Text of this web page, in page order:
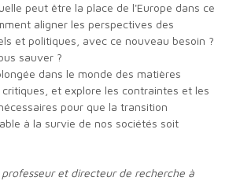
peut être la place de l'Europe dans ce
aligner les perspectives des
et politiques, avec ce nouveau besoin ?
sauver ?
et explore les contraintes et les
pour que la transition
à la survie de nos sociétés soit
et directeur de recherche à